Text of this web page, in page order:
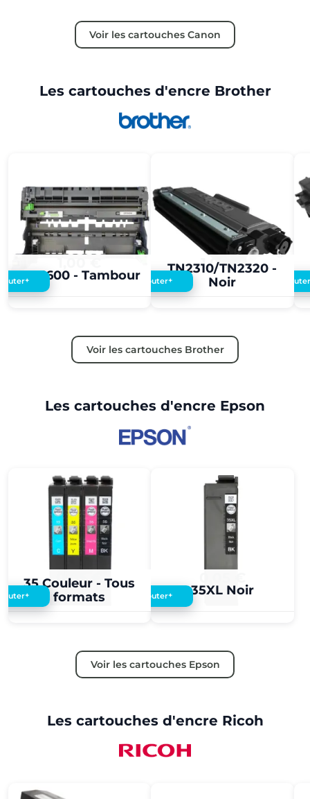
Voir les cartouches Canon
Les cartouches d'encre Brother
DR3600 - Tambour
+
TN2310/TN2320 -
Noir
1,00 €
Ajouter+
Voir les cartouches Brother
Les cartouches d'encre Epson
35 Couleur - Tous
formats
0,05 €
+ 35XL Noir
Ajouter+
Voir les cartouches Epson
Les cartouches d'encre Ricoh